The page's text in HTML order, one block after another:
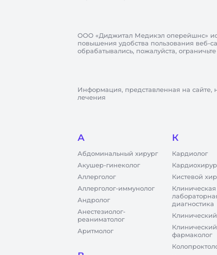
ООО «Диджитал Медикэл оперейшнс»
повышения удобства пользования веб-
обрабатывались, пожалуйста,
Информация, представленная на сайте,
лечения
А
Абдоминальный хирург
Акушер-гинеколог
Аллерголог
Аллерголог-иммунолог
Андролог
Анестезиолог-
реаниматолог
Аритмолог
К
Кардиолог
Кистевой
Клиническая
диагностика
Клинический
фармаколог